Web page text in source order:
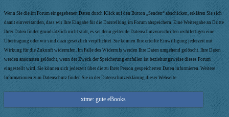
Wenn Sie die im Forum eingegebenen Daten durch Klick auf den Button „Senden“ abschicken, erklären Sie sich
damit einverstanden, dass wir Ihre Eingabe für die Darstellung im Forum abspeichern. Eine Weitergabe an Dritte
Ihrer Daten findet grundsätzlich nicht statt, es sei denn geltende Datenschutzvorschriften rechtfertigen eine
Übertragung oder wir sind dazu gesetzlich verpflichtet. Sie können Ihre erteilte Einwilligung jederzeit mit
Wirkung für die Zukunft widerrufen. Im Falle des Widerrufs werden Ihre Daten umgehend gelöscht. Ihre Daten
werden ansonsten gelöscht, wenn der Zweck der Speicherung entfallen ist beziehungsweise dieses Forum
eingestellt wird. Sie können sich jederzeit über die zu Ihrer Person gespeicherten Daten informieren. Weitere
Informationen zum Datenschutz finden Sie in der Datenschutzerklärung dieser Webseite.
xtme: gute eBooks